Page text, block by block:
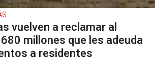
vuelven a reclamar al
millones que les adeuda
a residentes